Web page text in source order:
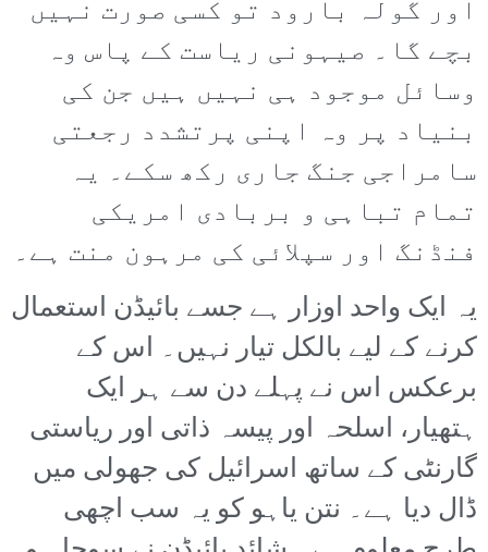
اور گولہ بارود تو کسی صورت نہیں
بچے گا۔ صیہونی ریاست کے پاس وہ
وسائل موجود ہی نہیں ہیں جن کی
بنیاد پر وہ اپنی پرتشدد رجعتی
سامراجی جنگ جاری رکھ سکے۔ یہ
تمام تباہی و بربادی امریکی
فنڈنگ اور سپلائی کی مرہون منت ہے۔
یہ ایک واحد اوزار ہے جسے بائیڈن استعمال
کرنے کے لیے بالکل تیار نہیں۔ اس کے
برعکس اس نے پہلے دن سے ہر ایک
ہتھیار، اسلحہ اور پیسہ ذاتی اور ریاستی
گارنٹی کے ساتھ اسرائیل کی جھولی میں
ڈال دیا ہے۔ نتن یاہو کو یہ سب اچھی